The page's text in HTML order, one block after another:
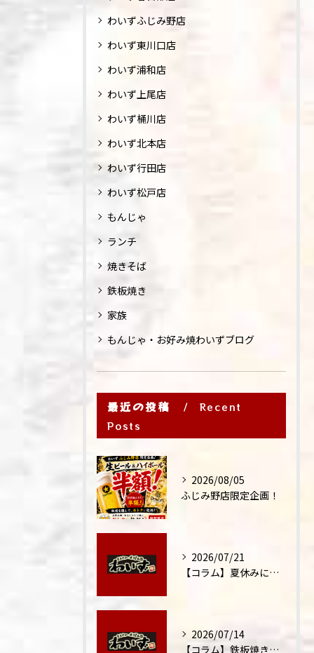
わいずふじみ野店
わいず東川口店
わいず浦和店
わいず上尾店
わいず桶川店
わいず北本店
わいず行田店
わいず松戸店
もんじゃ
ランチ
焼きそば
鉄板焼き
家族
もんじゃ・お好み焼わいずブログ
最近の投稿
Recent
Posts
2026/08/05
ふじみ野店限定企画！
2026/07/21
【コラム】夏休みに家族外食が増える理由
2026/07/14
【コラム】鉄板焼きが"コミュニケーション飯"と呼ばれる理由